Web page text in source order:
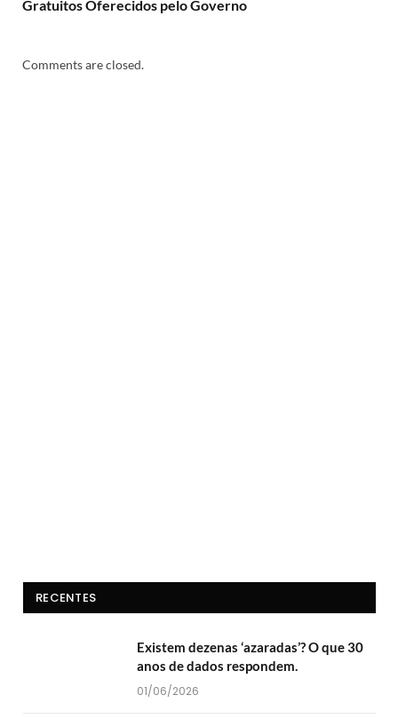
Gratuitos Oferecidos pelo Governo
Comments are closed.
RECENTES
Existem dezenas ‘azaradas’? O que 30
anos de dados respondem.
01/06/2026